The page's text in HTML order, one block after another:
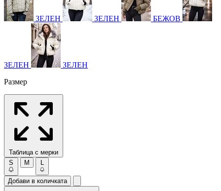
ЗЕЛЕН ЗЕЛЕН БЕЖОВ
ЗЕЛЕН
ЗЕЛЕН
Размер
Таблица с мерки
S
M L
Добави в количката